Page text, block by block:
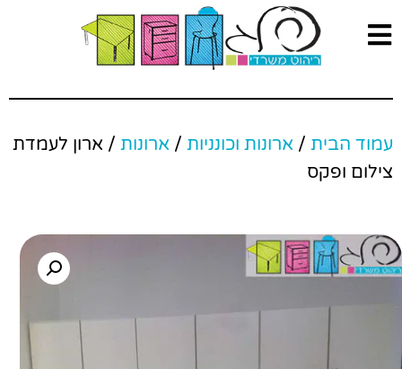
עמוד הבית/ ארונות וכונניות/ ארונות/ ארון לעמדת
צילום ופקס